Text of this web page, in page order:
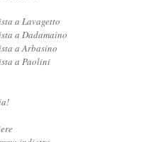
a Lavagetto
a Dadamaino
a Arbasino
a Paolini